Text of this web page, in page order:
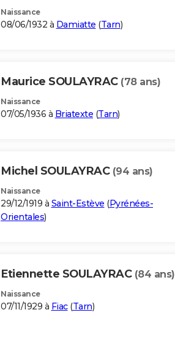
Naissance
08/06/1932 à Damiatte (Tarn)
Maurice SOULAYRAC (78 ans)
Naissance
07/05/1936 à Briatexte (Tarn)
Michel SOULAYRAC (94 ans)
Naissance
29/12/1919 à Saint-Estève (Pyrénées-
Orientales)
Etiennette SOULAYRAC (84 ans)
Naissance
07/11/1929 à Fiac(Tarn)